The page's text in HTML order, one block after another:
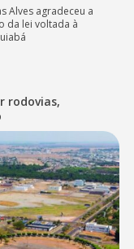
Alves agradeceu a
da lei voltada à
rodovias,